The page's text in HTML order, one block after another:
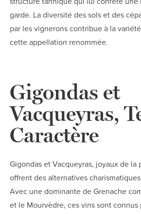
garde. La diversité des sols et des
par les vignerons contribue à la
cette appellation renommée.
Gigondas et
Vacqueyras,
Caractère
Gigondas et Vacqueyras, joyaux de la
offrent des alternatives
Avec une dominante de Grenache
et le Mourvèdre, ces vins sont